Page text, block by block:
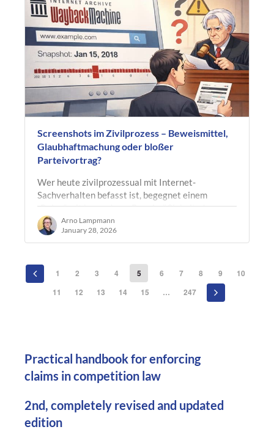
Screenshots im Zivilprozess – Beweismittel,
Glaubhaftmachung oder bloßer
Parteivortrag?
Wer heute zivilprozessual mit Internet-
Sachverhalten befasst ist, begegnet einem
„Beleg“ mit besonderer Regelmäßigkeit: dem
Screenshot. Ob Wettbewerbsverstöße,…
Arno Lampmann
January 28, 2026
1 2 3 4 5 6 7 8 9
10
11
12 13 14 15 … 247
Practical handbook for enforcing
claims in competition law
2nd, completely revised and updated
edition